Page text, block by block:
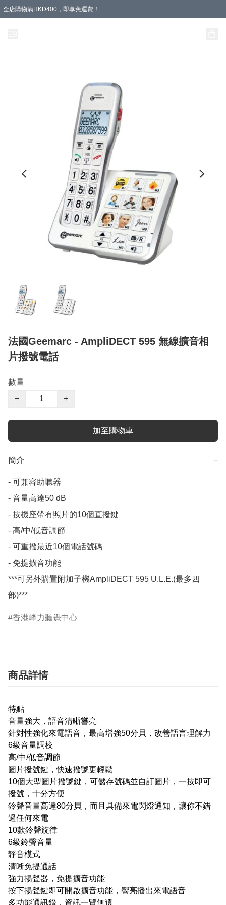
全店購物滿HKD400，即享免運費！
法國Geemarc - AmpliDECT 595 無線擴音相
片撥號電話
數量
−
+
加至購物車
簡介 −
- 可兼容助聽器
- 音量高達50 dB
- 按機座帶有照片的10個直撥鍵
- 高/中/低音調節
- 可重撥最近10個電話號碼
- 免提擴音功能
***可另外購置附加子機AmpliDECT 595 U.L.E.(最多四
部)***
香港峰力聽覺中心
商品詳情
特點
音量強大，語音清晰響亮
針對性強化來電語音，最高增強50分貝，改善語言理解力
6級音量調校
高/中/低音調節
圖片撥號鍵，快速撥號更輕鬆
10個大型圖片撥號鍵，可儲存號碼並自訂圖片，一按即可
撥號，十分方便
鈴聲音量高達80分貝，而且具備來電閃燈通知，讓你不錯
過任何來電
10款鈴聲旋律
6級鈴聲音量
靜音模式
清晰免提通話
強力揚聲器，免提擴音功能
按下揚聲鍵即可開啟擴音功能，響亮播出來電語音
多功能通訊錄，資訊一覽無遺